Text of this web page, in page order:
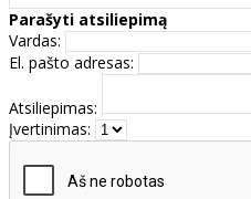
Parašyti atsiliepimą
Vardas:
El. pašto adresas:
Atsiliepimas:
Įvertinimas: